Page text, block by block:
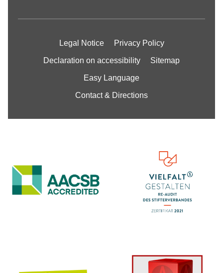
Legal Notice Privacy Policy
Declaration on accessibility Sitemap
Easy Language
Contact & Directions